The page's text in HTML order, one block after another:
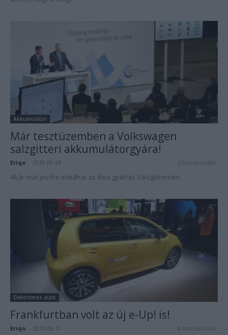
Akkumulátor
Már tesztüzemben a Volkswagen
salzgitteri akkumulátorgyára!
Eriqo 2019-09-24 2 hozzászólás
Akár már jövőre indulhat az éles gyártás Salzglitterben.
Elektromos autó
Frankfurtban volt az új e-Up! is!
Eriqo 2019-09-17 0 hozzászólás